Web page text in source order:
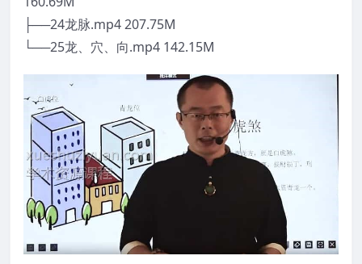
├──24龙脉.mp4 207.75M
└──25龙、穴、向.mp4 142.15M